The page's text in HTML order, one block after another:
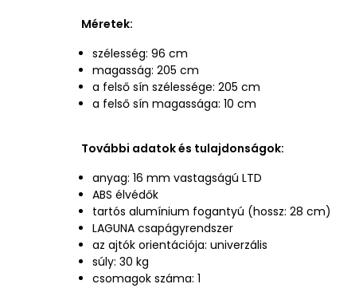
Méretek:
szélesség: 96 cm
magasság: 205 cm
a felső sín szélessége: 205 cm
a felső sín magassága: 10 cm
További adatok és tulajdonságok:
anyag: 16 mm vastagságú LTD
ABS élvédők
tartós alumínium fogantyú (hossz: 28 cm)
LAGUNA csapágyrendszer
az ajtók orientációja: univerzális
súly: 30 kg
csomagok száma: 1